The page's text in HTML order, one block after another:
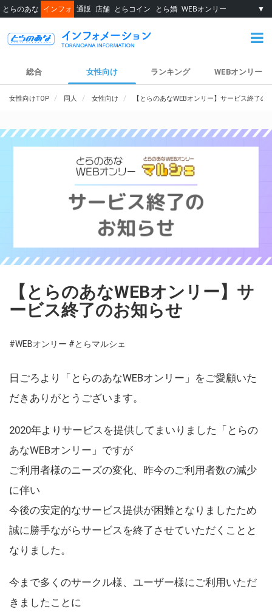
とらのあな インフォ 通販 店舗 とらコイン とら婚 WEBオンリー ▼
総合 女性向け ランキング WEBオンリー
女性向けTOP 同人 女性向け 【とらのあなWEBオンリー】サービス終了の
【とらのあなWEBオンリー】サ
ービス終了のお知らせ
#WEBオンリー #とらマルシェ
日ごろより「とらのあなWEBオンリー」をご愛顧いた
だきありがとうございます。
2020年よりサービスを提供してまいりました「とらの
あなWEBオンリー」ですが
ご利用者様のニーズの変化、昨今のご利用者数の減少
に伴い
今後の安定的なサービス提供が困難となりましたため
誠に勝手ながらサービスを終了させていただくことと
なりました。
今まで多くのサークル様、ユーザー様にご利用いただ
きましたことに